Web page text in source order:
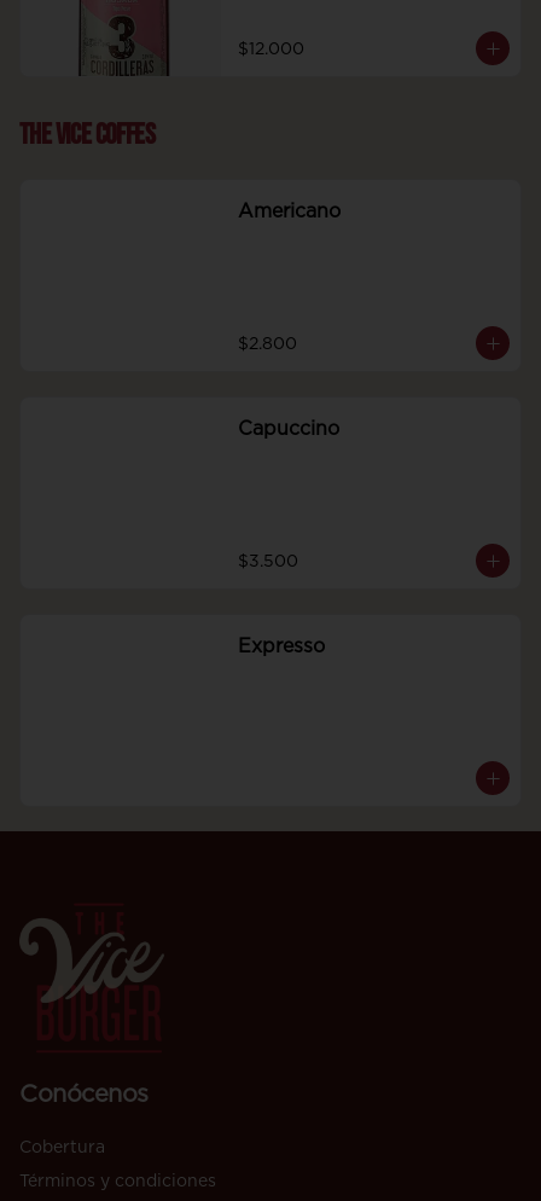
$12.000
The Vice Coffes
Americano
$2.800
Capuccino
$3.500
Expresso
Conócenos
Cobertura
Términos y condiciones